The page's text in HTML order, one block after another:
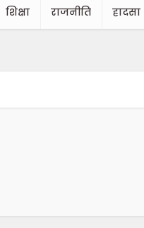
शिक्षा राजनीति हादसा